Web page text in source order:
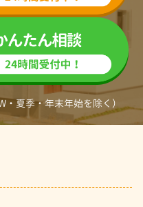
夏季・年末年始を除く）